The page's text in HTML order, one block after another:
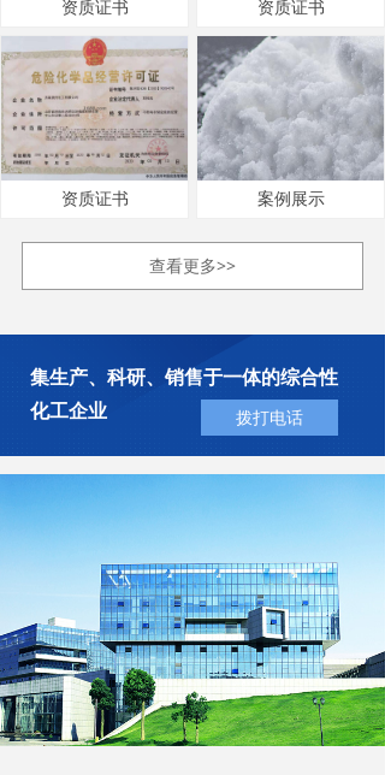
资质证书 资质证书
资质证书 案例展示
查看更多>>
集生产、科研、销售于一体的综合性
化工企业
拨打电话